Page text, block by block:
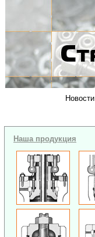
Новости
Наша продукция